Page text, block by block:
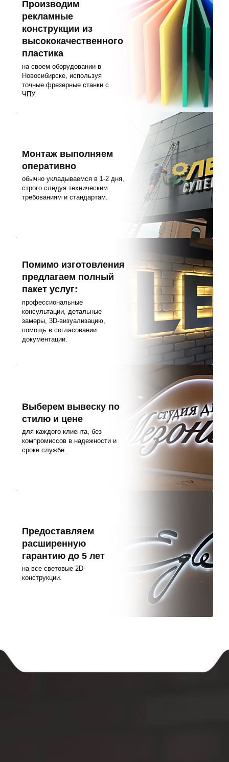
Производим
рекламные
конструкции из
высококачественного
пластика
на своем оборудовании в
Новосибирске, используя
точные фрезерные станки с
ЧПУ.
Монтаж выполняем
оперативно
обычно укладываемся в 1-2 дня,
строго следуя техническим
требованиям и стандартам.
Помимо изготовления
предлагаем полный
пакет услуг:
профессиональные
консультации, детальные
замеры, 3D-визуализацию,
помощь в согласовании
документации.
Выберем вывеску по
стилю и цене
для каждого клиента, без
компромиссов в надежности и
сроке службе.
Предоставляем
расширенную
гарантию до 5 лет
на все световые 2D-
конструкции.